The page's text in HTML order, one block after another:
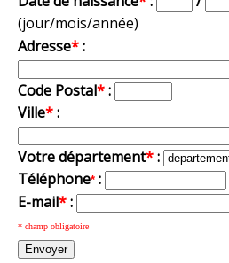
(jour/mois/année)
Adresse*:
Code Postal*:
Ville*:
Votre département*:
Téléphone* :
E-mail*:
* champ obligatoire